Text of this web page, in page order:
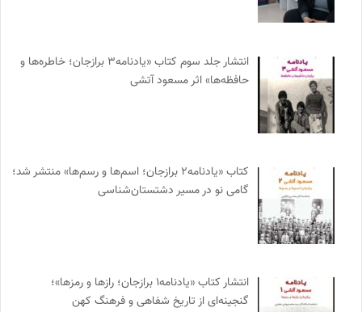
انتشار جلد سوم کتاب «یادنامه۳ برازجان؛ خاطره‌ها و
حافظه‌ها» اثر مسعود آتشی
کتاب «یادنامه۲ برازجان؛ اسم‌ها و رسم‌ها» منتشر شد؛
گامی نو در مسیر دشتستان‌شناسی
انتشار کتاب «یادنامه۱ برازجان؛ رازها و رمزها»؛
گنجینه‌ای از تاریخ شفاهی و فرهنگ کهن